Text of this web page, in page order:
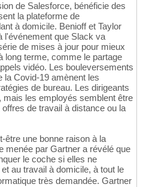
de Salesforce, bénéficie des
la plateforme de
à domicile. Benioff et Taylor
l'événement que Slack va
de mises à jour pour mieux
long terme, comme le partage
vidéo. Les bouleversements
la Covid-19 amènent les
de bureau. Les dirigeants
les employés semblent être
de travail à distance ou la
être une bonne raison à la
menée par Gartner a révélé que
le coche si elles ne
au travail à domicile, à tout le
très demandée. Gartner